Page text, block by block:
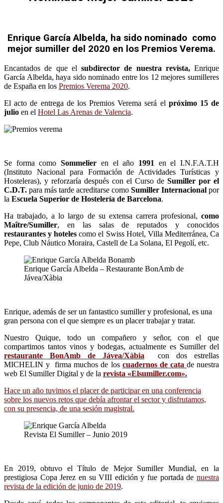
Enrique García Albelda, ha sido nominado como
mejor sumiller del 2020 en los Premios Verema.
Encantados de que el subdirector de nuestra revista,Enrique
García Albelda, haya sido nominado entre los 12 mejores sumilleres
de España en los Premios Verema 2020.
El acto de entrega de los Premios Verema será el próximo 15 de
julio en el Hotel Las Arenas de Valencia.
Se forma comoSommelier en el año 1991
en el I.N.F.A.T.H
(Instituto Nacional para Formación de Actividades Turísticas y
Hosteleras), y reforzaría después con el Curso de Sumiller por el
C.D.T. para más tarde acreditarse como Sumiller Internacional por
la Escuela Superior de Hostelería de Barcelona.
Ha trabajado, a lo largo de su extensa carrera profesional, como
Maître/Sumiller, en las salas de reputados y conocidos
restaurantes y hoteles como el Swiss Hotel, Villa Mediterránea, Ca
Pepe, Club Náutico Moraira, Castell de La Solana, El Pegolí, etc.
Enrique García Albelda – Restaurante BonAmb de
Jávea/Xàbia
Enrique, además de ser un fantastico sumiller y profesional, es una
gran persona con el que siempre es un placer trabajar y tratar.
Nuestro Quique, todo un compañero y señor, con el que
compartimos tantos vinos y bodegas, actualmente es Sumiller del
restaurante BonAmb de Jávea/Xàbia con dos estrellas
MICHELIN y firma muchos de los cuadernos de cata de nuestra
web El Sumiller Digital y de la revista «Elsumiller.com».
Hace un año tuvimos el placer de participar en una conferencia
sobre los nuevos retos que debía afrontar el sector y disfrutamos,
con su presencia, de una sesión magistral.
Revista El Sumiller – Junio 2019
En 2019, obtuvo el Título de Mejor Sumiller Mundial, en la
prestigiosa Copa Jerez en su VIII edición y fue portada de nuestra
revista de la edición de junio de 2019.